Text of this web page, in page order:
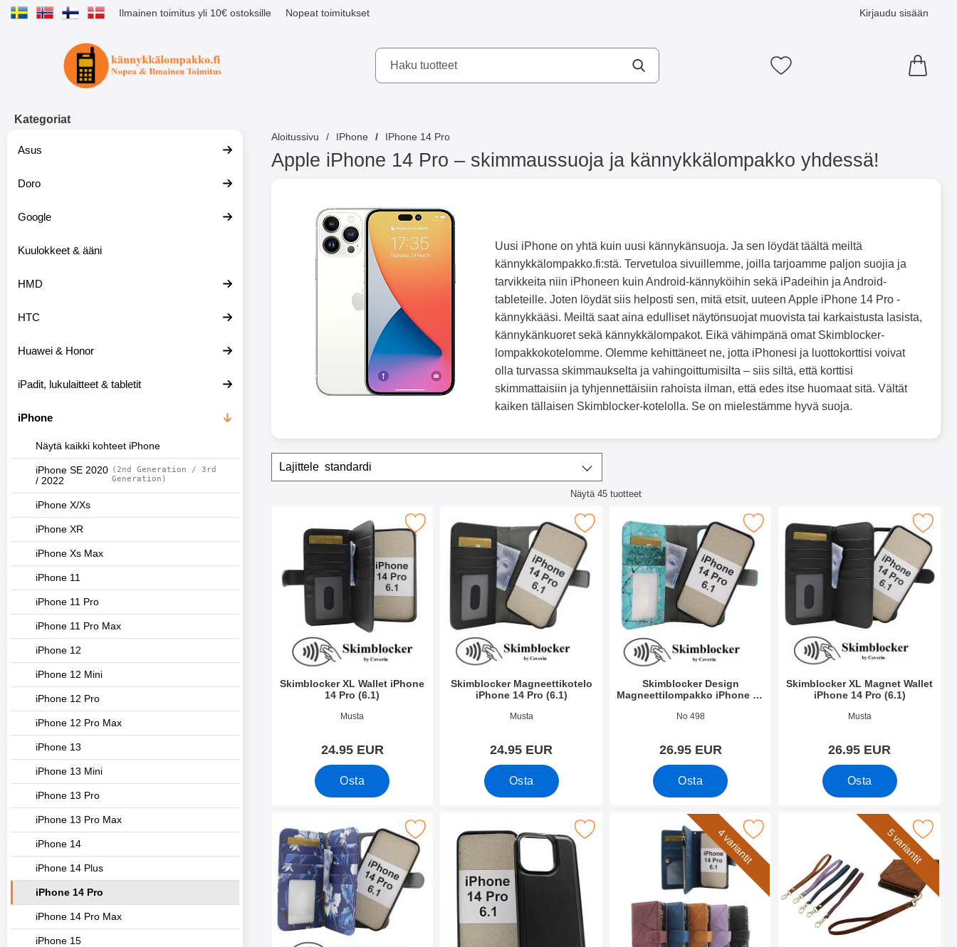
Ilmainen toimitus yli 10€ ostoksille Nopeat toimitukset Kirjaudu sisään
Ostoskori laajennettu Tibro billiga mobilskydd AB Suosikkini
Kategoriat
Asus
Doro
Google
Kuulokkeet & ääni
HMD
HTC
Huawei & Honor
iPadit, lukulaitteet & tabletit
iPhone
Näytä kaikki kohteet iPhone
iPhone SE 2020
/ 2022
(2nd Generation / 3rd
Generation)
iPhone X/Xs
iPhone XR
iPhone Xs Max
iPhone 11
iPhone 11 Pro
iPhone 11 Pro Max
iPhone 12
iPhone 12 Mini
iPhone 12 Pro
iPhone 12 Pro Max
iPhone 13
iPhone 13 Mini
iPhone 13 Pro
iPhone 13 Pro Max
iPhone 14
iPhone 14 Plus
iPhone 14 Pro
iPhone 14 Pro Max
iPhone 15
Aloitussivu IPhone IPhone 14 Pro
Apple iPhone 14 Pro – skimmaussuoja ja kännykkälompakko yhdessä!
Uusi iPhone on yhtä kuin uusi kännykänsuoja. Ja sen löydät täältä meiltä
kännykkälompakko.fi:stä. Tervetuloa sivuillemme, joilla tarjoamme paljon suojia ja
tarvikkeita niin iPhoneen kuin Android-kännyköihin sekä iPadeihin ja Android-
tableteille. Joten löydät siis helposti sen, mitä etsit, uuteen Apple iPhone 14 Pro -
kännykkääsi. Meiltä saat aina edulliset näytönsuojat muovista tai karkaistusta lasista,
kännykänkuoret sekä kännykkälompakot. Eikä vähimpänä omat Skimblocker-
lompakkokotelomme. Olemme kehittäneet ne, jotta iPhonesi ja luottokorttisi voivat
olla turvassa skimmaukselta ja vahingoittumisilta – siis siltä, että korttisi
skimmattaisiin ja tyhjennettäisiin rahoista ilman, että edes itse huomaat sitä. Vältät
kaiken tällaisen Skimblocker-kotelolla. Se on mielestämme hyvä suoja.
i
Suodata/lajittele
standardi
Näytä 45 tuotteet
Skimblocker XL Wallet iPhone
14 Pro (6.1)
Tuote.nro 44770
Musta
24.95 EUR
Osta
Merkitse skimblocker XL Wallet iPhone 14 Pro (6.1) suosikiksi
Skimblocker Magneettikotelo
iPhone 14 Pro (6.1)
Tuote.nro 44765
Musta
24.95 EUR
Osta
Merkitse skimblocker Magneettikotelo iPhone 14 Pro (6.1) suosikiksi
Skimblocker Design
Magneettilompakko iPhone 14
Tuote.nro 44767
No 498
26.95 EUR
Osta
Merkitse skimblocker Design Magneettilompakko iPhone 14 Pro (6.1) suosikiksi
Skimblocker XL Magnet Wallet
iPhone 14 Pro (6.1)
Tuote.nro 44761
Musta
26.95 EUR
Osta
Merkitse skimblocker XL Magnet Wallet
Merkitse skimblocker XL Magnet Designwallet iPhone 14 Pro (6.1) suosikiksi
Merkitse magneettikuori iPhone 14 Pro (6.1) suosikiksi4 variantit
Merkitse xL Standcase Luksuskotelo puhelimeen iPhone 14 Pro (6.1) suosikiksi
5 variantit
Merkitse rannehihna XL Standcase